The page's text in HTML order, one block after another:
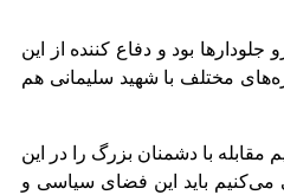
بود و دفاع کننده از این
مختلف با شهید سلیمانی هم
با دشمنان بزرگ را در این
می‌کنیم باید این فضای سیاسی و